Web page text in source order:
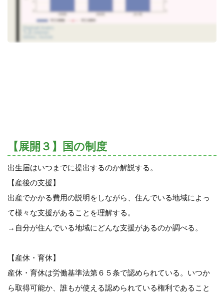
【展開３】国の制度
出生届はいつまでに提出するのか解説する。
【産後の支援】
出産でかかる費用の説明をしながら、住んでいる地域によっ
て様々な支援があることを理解する。
→自分が住んでいる地域にどんな支援があるのか調べる。
【産休・育休】
産休・育休は労働基準法第６５条で認められている。いつか
ら取得可能か、誰もが使える認められている権利であること